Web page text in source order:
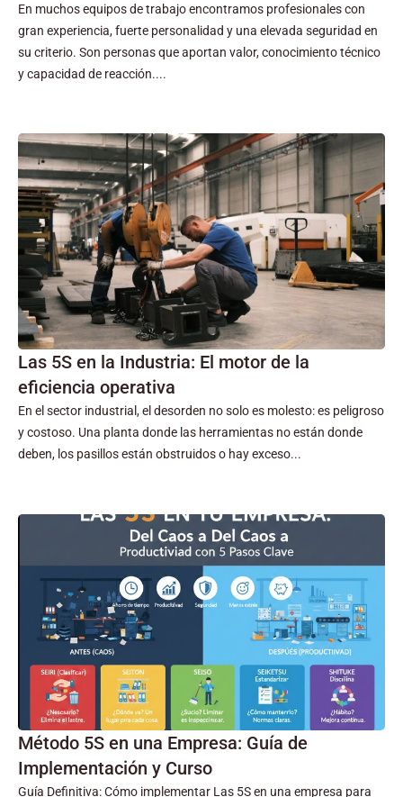
En muchos equipos de trabajo encontramos profesionales con
gran experiencia, fuerte personalidad y una elevada seguridad en
su criterio. Son personas que aportan valor, conocimiento técnico
y capacidad de reacción....
Las 5S en la Industria: El motor de la
eficiencia operativa
En el sector industrial, el desorden no solo es molesto: es peligroso
y costoso. Una planta donde las herramientas no están donde
deben, los pasillos están obstruidos o hay exceso...
Método 5S en una Empresa: Guía de
Implementación y Curso
Guía Definitiva: Cómo implementar Las 5S en una empresa para